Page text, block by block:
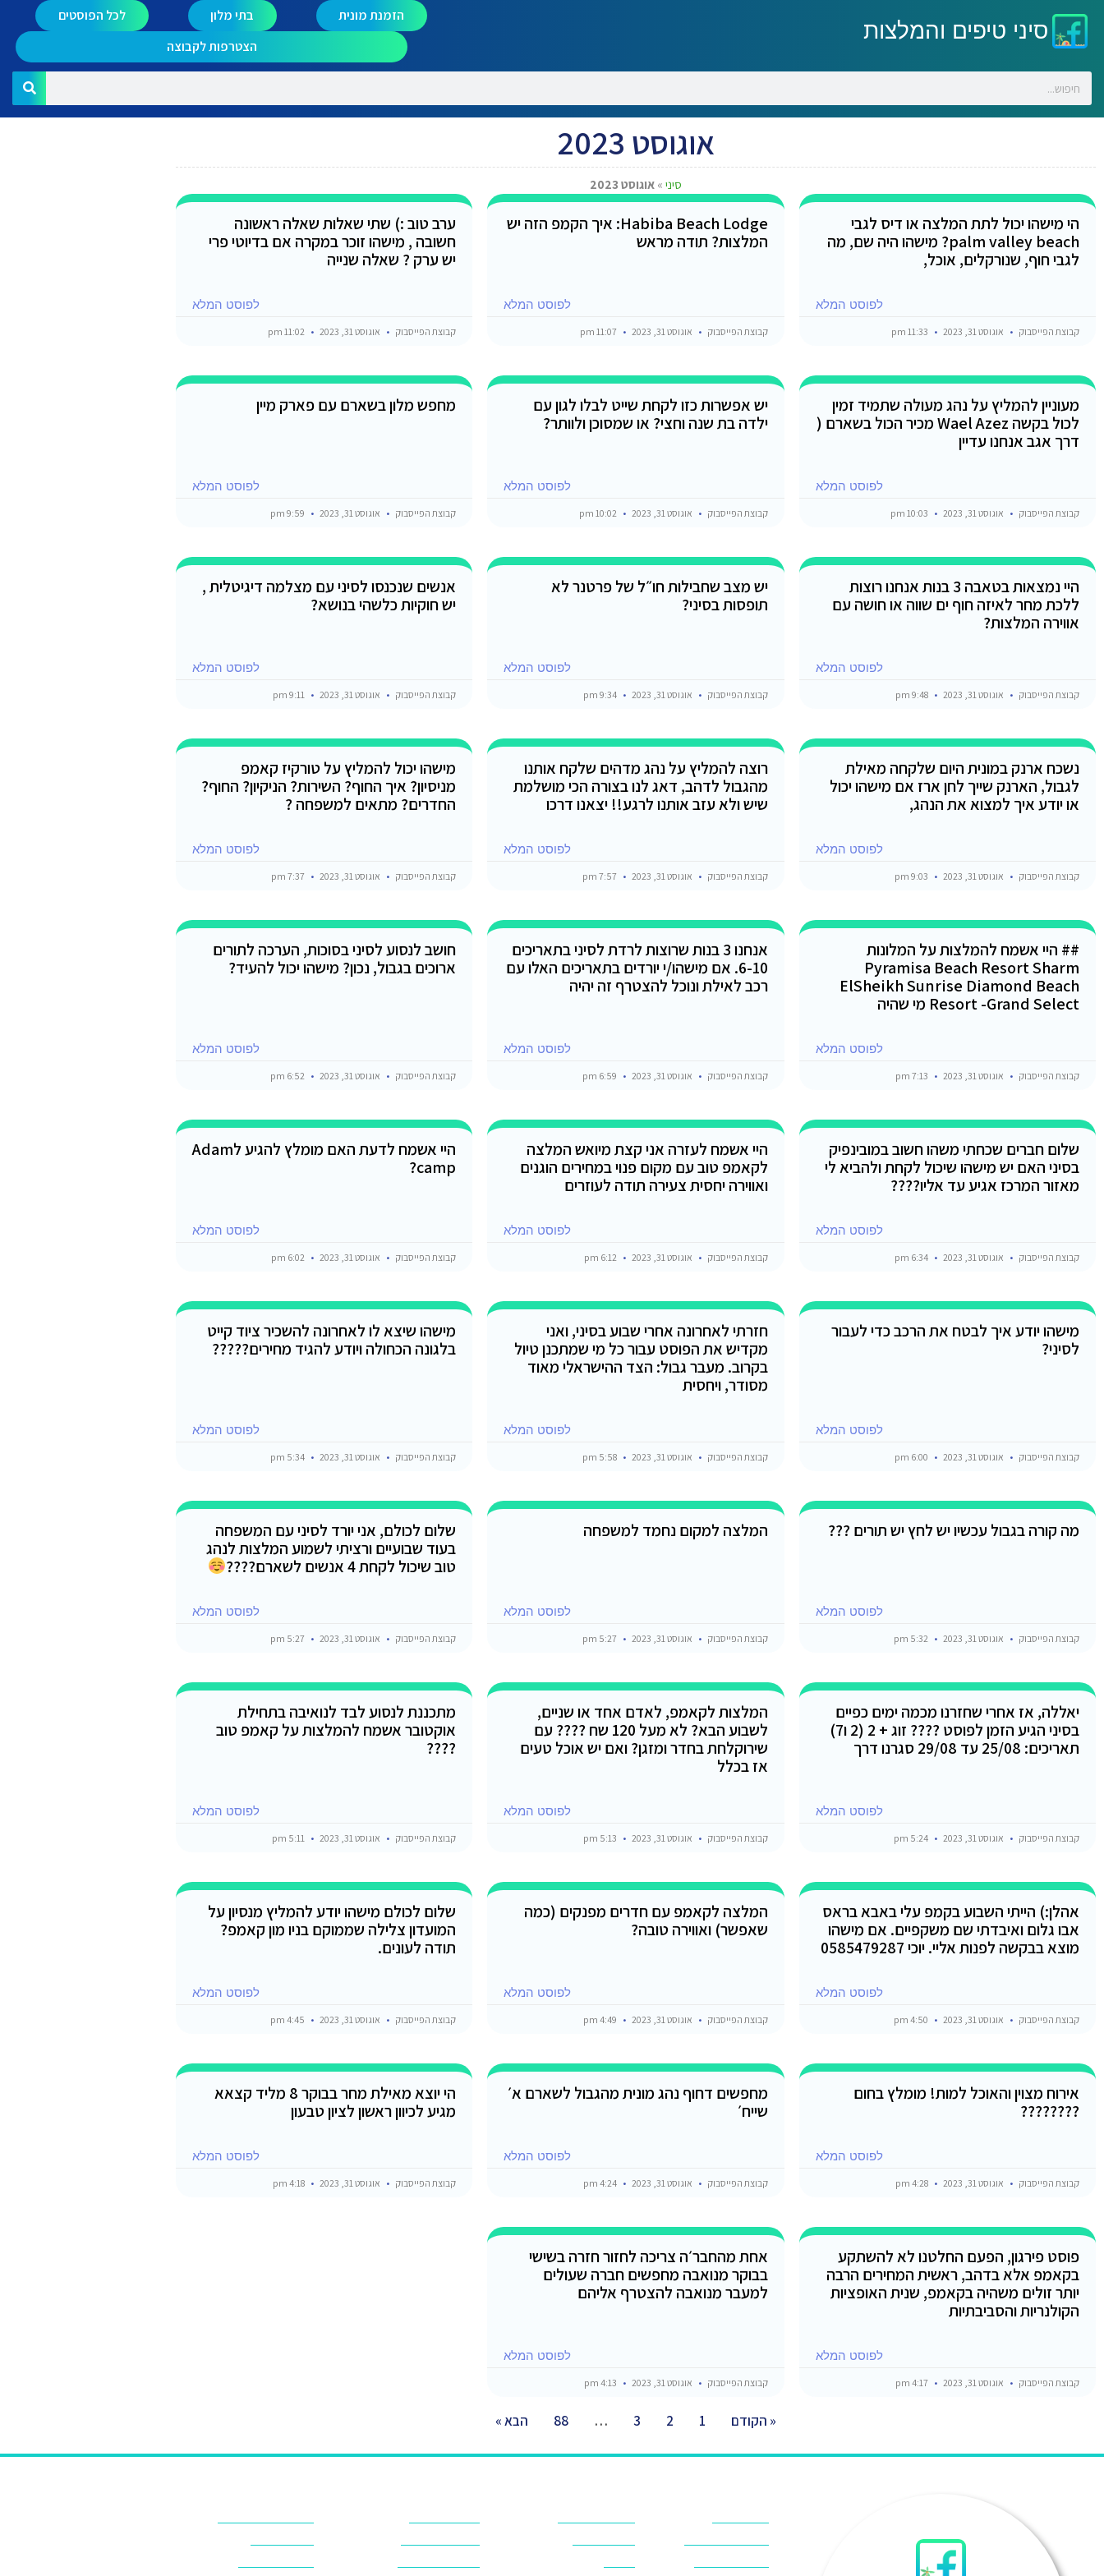
סיני טיפים והמלצות
הזמנת מונית בתי מלון
לכל הפוסטים
הצטרפות לקבוצה
אוגוסט 2023
סיני » אוגוסט 2023
הי מישהו יכול לתת המלצה או דיס לגבי
palm valley beach? מישהו היה שם, מה
לגבי חוף, שנורקלים, אוכל,
לפוסט המלא
קבוצת הפייסבוק אוגוסט 31, 2023
Habiba Beach Lodge: איך הקמפ הזה יש
המלצות? תודה מראש
לפוסט המלא
קבוצת הפייסבוק אוגוסט 31, 2023 11:07 pm
ערב טוב :) שתי שאלות שאלה ראשונה
חשובה , מישהו זוכר במקרה אם בדיוטי פרי
יש ערק ? שאלה שנייה
לפוסט המלא
קבוצת הפייסבוק אוגוסט 31, 2023
מעוניין להמליץ על נהג מעולה שתמיד זמין
לכול בקשה Wael Azez מכיר הכול בשארם (
דרך אגב אנחנו עדיין
לפוסט המלא
קבוצת הפייסבוק אוגוסט 31, 2023
יש אפשרות כזו לקחת שייט לבלו לגון עם
ילדה בת שנה וחצי? או שמסוכן ולוותר?
לפוסט המלא
קבוצת הפייסבוק אוגוסט 31, 2023 10:02 pm
מחפש מלון בשארם עם פארק מיין
לפוסט המלא
קבוצת הפייסבוק אוגוסט 31, 2023
היי נמצאות בטאבה 3 בנות אנחנו רוצות
ללכת מחר לאיזה חוף ים שווה או חושה עם
אווירה המלצות?
לפוסט המלא
קבוצת הפייסבוק אוגוסט 31, 2023
יש מצב שחבילות חו״ל של פרטנר לא
תופסות בסיני?
לפוסט המלא
קבוצת הפייסבוק אוגוסט 31, 2023 9:34 pm
אנשים שנכנסו לסיני עם מצלמה דיגיטלית ,
יש חוקיות כלשהי בנושא?
לפוסט המלא
קבוצת הפייסבוק אוגוסט 31, 2023
נשכח ארנק במונית היום שלקחה מאילת
לגבול, הארנק שייך לחן ארז אם מישהו יכול
או יודע איך למצוא את הנהג,
לפוסט המלא
קבוצת הפייסבוק אוגוסט 31, 2023
רוצה להמליץ על נהג מדהים שלקח אותנו
מהגבול לדהב, דאג לנו בצורה הכי מושלמת
שיש ולא עזב אותנו לרגע!! יצאנו דרכו
לפוסט המלא
קבוצת הפייסבוק אוגוסט 31, 2023 7:57 pm
מישהו יכול להמליץ על טורקיז קאמפ
מניסיון? איך החוף? השירות? הניקיון? החוף?
החדרים? מתאים למשפחה ?
לפוסט המלא
קבוצת הפייסבוק אוגוסט 31, 2023
## היי אשמח להמלצות על המלונות
Pyramisa Beach Resort Sharm
ElSheikh Sunrise Diamond Beach
Resort -Grand Select מי שהיה
לפוסט המלא
קבוצת הפייסבוק אוגוסט 31, 2023
אנחנו 3 בנות שרוצות לרדת לסיני בתאריכים
6-10. אם מישהו/י יורדים בתאריכים האלו עם
רכב לאילת ונוכל להצטרף זה יהיה
לפוסט המלא
קבוצת הפייסבוק אוגוסט 31, 2023
חושב לנסוע לסיני בסוכות, הערכה לתורים
ארוכים בגבול, נכון? מישהו יכול להעיד?
לפוסט המלא
קבוצת הפייסבוק אוגוסט 31, 2023
שלום חברים שכחתי משהו חשוב במובינפיק
בסיני האם יש מישהו שיכול לקחת ולהביא לי
מאזור המרכז אגיע עד אליו????
לפוסט המלא
קבוצת הפייסבוק אוגוסט 31, 2023
היי אשמח לעזרה אני קצת מיואש המלצה
לקאמפ טוב עם מקום פנוי במחירים הוגנים
ואווירה יחסית צעירה תודה לעוזרים
לפוסט המלא
קבוצת הפייסבוק אוגוסט 31, 2023 6:12 pm
היי אשמח לדעת האם מומלץ להגיע לAdam
camp?
לפוסט המלא
קבוצת הפייסבוק אוגוסט 31, 2023
מישהו יודע איך לבטח את הרכב כדי לעבור
לסיני?
לפוסט המלא
קבוצת הפייסבוק אוגוסט 31, 2023
חזרתי לאחרונה אחרי שבוע בסיני, ואני
מקדיש את הפוסט עבור כל מי שמתכנן טיול
בקרוב. מעבר גבול: הצד ההישראלי מאוד
מסודר, ויחסית
לפוסט המלא
קבוצת הפייסבוק אוגוסט 31, 2023 5:58 pm
מישהו שיצא לו לאחרונה להשכיר ציוד קייט
בלגונה הכחולה ויודע להגיד מחירים?????
לפוסט המלא
קבוצת הפייסבוק אוגוסט 31, 2023
מה קורה בגבול עכשיו יש לחץ יש תורים ???
לפוסט המלא
קבוצת הפייסבוק אוגוסט 31, 2023
המלצה למקום נחמד למשפחה
לפוסט המלא
קבוצת הפייסבוק אוגוסט 31, 2023 5:27 pm
שלום לכולם, אני יורד לסיני עם המשפחה
בעוד שבועיים ורציתי לשמוע המלצות לנהג
טוב שיכול לקחת 4 אנשים לשארם????
לפוסט המלא
קבוצת הפייסבוק אוגוסט 31, 2023
יאללה, אז אחרי שחזרנו מכמה ימים כפיים
בסיני הגיע הזמן לפוסט ???? זוג + 2 (2 ו7)
תאריכים: 25/08 עד 29/08 סגרנו דרך
לפוסט המלא
קבוצת הפייסבוק אוגוסט 31, 2023
המלצות לקאמפ, לאדם אחד או שניים,
לשבוע הבא? לא מעל 120 שח ???? עם
שירוקלחת בחדר ומזגן? ואם יש אוכל טעים
אז בכלל
לפוסט המלא
קבוצת הפייסבוק אוגוסט 31, 2023
מתכננת לנסוע לבד לנואיבה בתחילת
אוקטובר אשמח להמלצות על קאמפ טוב
????
לפוסט המלא
קבוצת הפייסבוק אוגוסט 31, 2023
אהלן:) הייתי השבוע בקמפ עלי באבא בראס
אבו גלום ואיבדתי שם משקפיים. אם מישהו
מוצא בבקשה לפנות אליי. יוכי 0585479287
לפוסט המלא
קבוצת הפייסבוק אוגוסט 31, 2023
המלצה לקאמפ עם חדרים מפנקים (כמה
שאפשר) ואווירה טובה?
לפוסט המלא
קבוצת הפייסבוק אוגוסט 31, 2023
שלום לכולם מישהו יודע להמליץ מנסיון על
המועדון צלילה שממוקם בניו מון קאמפ?
תודה לעונים.
לפוסט המלא
קבוצת הפייסבוק אוגוסט 31, 2023
אירוח מצוין והאוכל למות! מומלץ בחום
????????
לפוסט המלא
קבוצת הפייסבוק אוגוסט 31, 2023
מחפשים דחוף נהג מונית מהגבול לשארם א׳
שייח׳
לפוסט המלא
קבוצת הפייסבוק אוגוסט 31, 2023 4:24 pm
הי יוצא מאילת מחר בבוקר 8 מליד קצאא
מגיע לכיוון ראשון לציון טבעון
לפוסט המלא
קבוצת הפייסבוק אוגוסט 31, 2023
פוסט פירגון, הפעם החלטנו לא להשתקע
בקאמפ אלא בדהב, ראשית המחירים הרבה
יותר זולים משהיה בקאמפ, שנית האופציות
הקולנריות והסביבתיות
לפוסט המלא
קבוצת הפייסבוק אוגוסט 31, 2023
אחת מהחבר׳ה צריכה לחזור חזרה בשישי
בבוקר מנואבה מחפשים חברה שעולים
למעבר מנואבה להצטרף אליהם
לפוסט המלא
קבוצת הפייסבוק אוגוסט 31, 2023
« הקודם 1
2
3
…
88 הבא »